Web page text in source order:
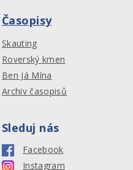
Časopisy
Skauting
Roverský kmen
Ben Já Mína
Archiv časopisů
Sleduj nás
Facebook
Instagram